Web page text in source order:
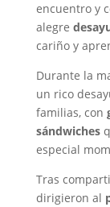
encuentro y
alegre
cariño y
Durante la
un rico
familias, con
sándwiches
especial
Tras
dirigieron al